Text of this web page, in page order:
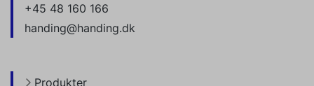
+45 48 160 166
handing@handing.dk
Produkter